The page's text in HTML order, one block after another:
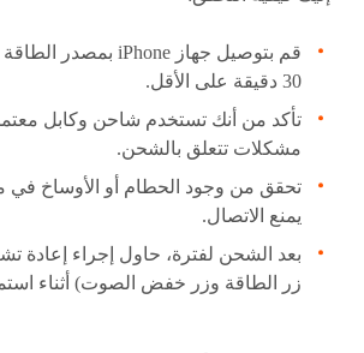
30 دقيقة على الأقل.
مشكلات تتعلق بالشحن.
تحقق من وجود الحطام أو الأوساخ في
يمنع الاتصال.
بعد الشحن لفترة، حاول إجراء
زر الطاقة وزر خفض الصوت) أثناء